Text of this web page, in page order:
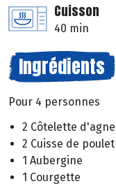
Cuisson
40 min
Ingrédients
Pour 4 personnes
2 Côtelette
2 Cuisse de poulet
1 Aubergine
1 Courgette